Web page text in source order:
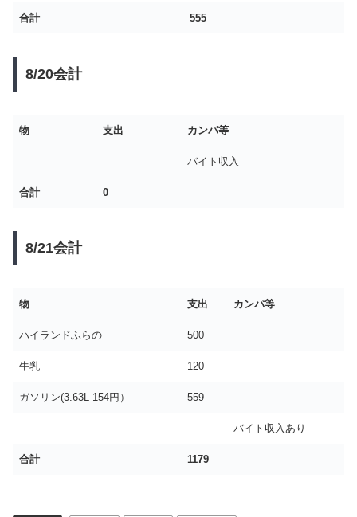
合計 555
8/20会計
物 支出 カンパ等
バイト収入
合計 0
8/21会計
物 支出 カンパ等
ハイランドふらの 500
牛乳 120
ガソリン(3.63L 154円） 559
バイト収入あり
合計 1179